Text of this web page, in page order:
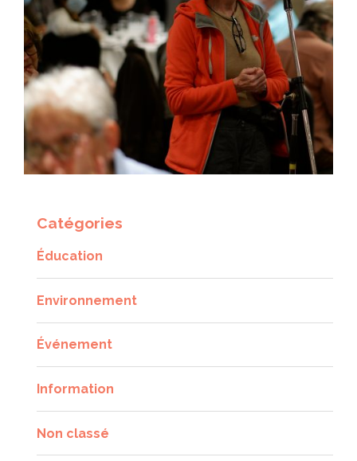
Catégories
Éducation
Environnement
Événement
Information
Non classé